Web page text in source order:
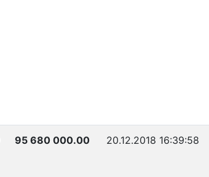
95 680 000.00 20.12.2018 16:39:58